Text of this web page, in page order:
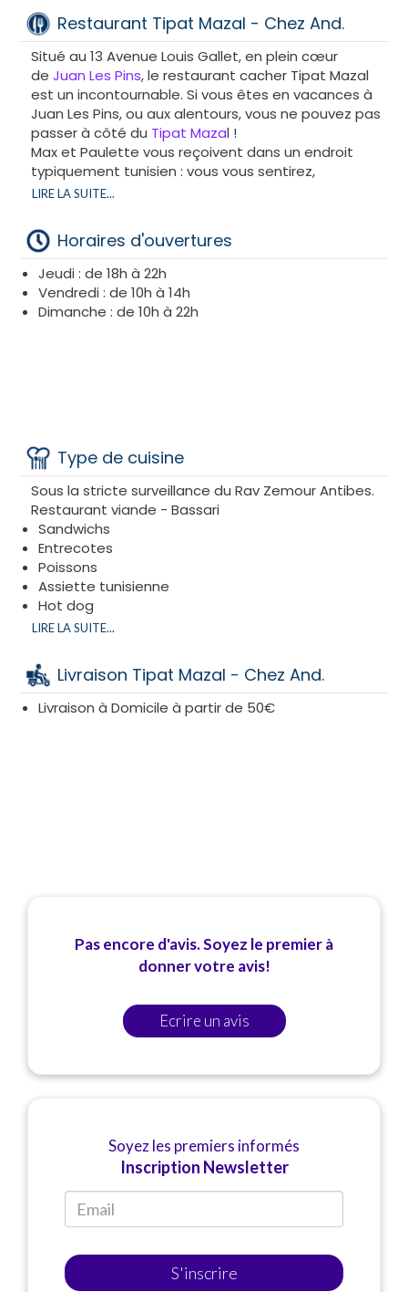
Restaurant Tipat Mazal - Chez And.
Situé au 13 Avenue Louis Gallet, en plein cœur
de Juan Les Pins, le restaurant cacher Tipat Mazal
est un incontournable. Si vous êtes en vacances à
Juan Les Pins, ou aux alentours, vous ne pouvez pas
passer à côté du Tipat Mazal !
Max et Paulette vous reçoivent dans un endroit
typiquement tunisien : vous vous sentirez,
directement, immergé dans une ambiance 100 %
vous attend pour commencer, en bonne et due
forme, la saison de l’été 2020 de Juan Les Pins.
La Tunisie aux portes de Juan Les Pins : Le restaurant
cacher Tipat Mazal :
restaurant cacher Tipat Mazal propose à sa carte,
sous la surveillance duRav Zemour d’Antibes, des
Chabbat à emporter :hallots, pkaïla, coucous
boulettes. N’attendez plus,consultez la carte du
restaurant cacher Tipat Mazal
jeudi.
En plus de tout cela, le restaurant cacher Tipat
Mazal fait également salon de thé.
LIRE LA SUITE...
Horaires d'ouvertures
Jeudi : de 18h à 22h
Vendredi : de 10h à 14h
Dimanche : de 10h à 22h
Type de cuisine
Sous la stricte surveillance du Rav Zemour Antibes.
Restaurant viande - Bassari
Sandwichs
Entrecotes
Poissons
Assiette tunisienne
Hot dog
Shnitzel
Falafel
LIRE LA SUITE...
Livraison Tipat Mazal - Chez And.
Livraison à Domicile à partir de 50€
Pas encore d'avis. Soyez le premier à
donner votre avis!
Ecrire un avis
Soyez les premiers informés
Inscription Newsletter
S'inscrire